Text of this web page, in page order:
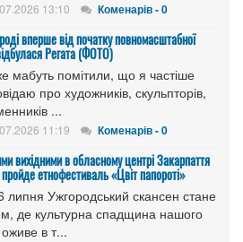
13:10 Коменарів - 0
вперше від початку повномасштабної
Регата (ФОТО)
мабуть помітили, що я частіше
про художників, скульпторів,
...
11:19 Коменарів - 0
вихідними в обласному центрі Закарпаття
етнофестиваль «Цвіт папороті»
липня Ужгородський скансен стане
де культурна спадщина нашого
в т...